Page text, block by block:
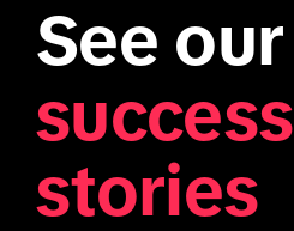
See our
success
stories